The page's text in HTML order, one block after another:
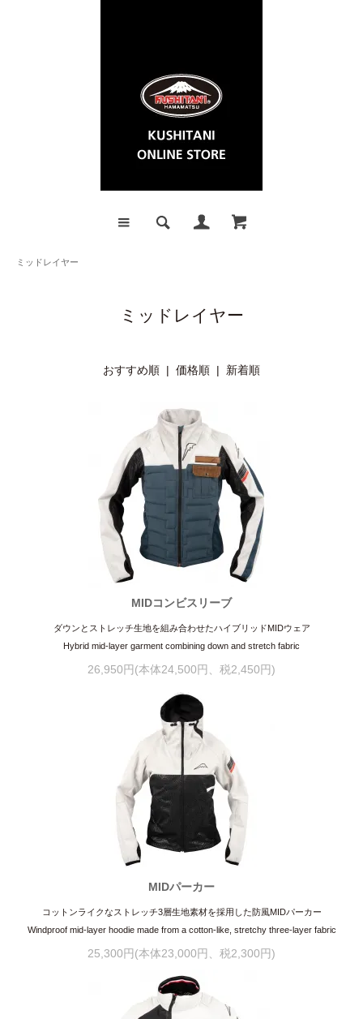
ミッドレイヤー
ミッドレイヤー
おすすめ順 | 価格順 | 新着順
MIDコンビスリーブ
ダウンとストレッチ生地を組み合わせたハイブリッドMIDウェア
Hybrid mid-layer garment combining down and stretch fabric
26,950円(本体24,500円、税2,450円)
MIDパーカー
コットンライクなストレッチ3層生地素材を採用した防風MIDパーカー
Windproof mid-layer hoodie made from a cotton-like, stretchy three-layer fabric
25,300円(本体23,000円、税2,300円)